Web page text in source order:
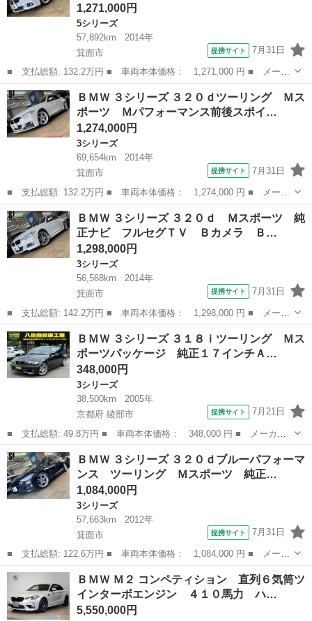
1,271,000円
5シリーズ
57,892km
2014年
箕面市
提携サイト 7月31日
■ 支払総額: 132.2万円 ■ 車両本体価格： 1,271,000 円 ■ メーカ
ー名： ＢＭＷ ■ 車種名： ５シリーズ ■ グレード名： ５２３
ｉツーリング Ｍスポーツ 後期モデル エアサス修理済 純正ナ
ビ フルセ...
大阪 箕面市
ＢＭＷ ３シリーズ ３２０ｄツーリング Ｍス
ポーツ Ｍパフォーマンス前後スポイ…
1,274,000円
3シリーズ
69,654km
2014年
箕面市
提携サイト 7月31日
■ 支払総額: 132.2万円 ■ 車両本体価格： 1,274,000 円 ■ メーカ
ー名： ＢＭＷ ■ 車種名： ３シリーズ ■ グレード名： ３２０
ｄツーリング Ｍスポーツ Ｍパフォーマンス前後スポイラー／サイ
ドスカー...
大阪 箕面市
ＢＭＷ ３シリーズ ３２０ｄ Ｍスポーツ 純
正ナビ フルセグＴＶ Ｂカメラ Ｂ…
1,298,000円
3シリーズ
56,568km
2014年
箕面市
提携サイト 7月31日
■ 支払総額: 142.2万円 ■ 車両本体価格： 1,298,000 円 ■ メーカ
ー名： ＢＭＷ ■ 車種名： ３シリーズ ■ グレード名： ３２０
ｄ Ｍスポーツ 純正ナビ フルセグＴＶ Ｂカメラ Ｂｌｕｅｔｏ
ｏｔｈ ...
大阪 箕面市
ＢＭＷ ３シリーズ ３１８ｉツーリング Ｍス
ポーツパッケージ 純正１７インチＡ…
348,000円
3シリーズ
38,500km
2005年
京都府 綾部市
提携サイト 7月21日
■ 支払総額: 49.8万円 ■ 車両本体価格： 348,000 円 ■ メーカー
名： ＢＭＷ ■ 車種名： ３シリーズ ■ グレード名： ３１８ｉ
ツーリング Ｍスポーツパッケージ 純正１７インチＡＷ 社外ＤＶ
Ｄナビ ＥＴ...
京都 綾部市
ＢＭＷ ３シリーズ ３２０ｄブルーパフォーマ
ンス ツーリング Ｍスポーツ 純正…
1,084,000円
3シリーズ
57,663km
2012年
箕面市
提携サイト 7月31日
■ 支払総額: 122.6万円 ■ 車両本体価格： 1,084,000 円 ■ メーカ
ー名： ＢＭＷ ■ 車種名： ３シリーズ ■ グレード名： ３２０
ｄブルーパフォーマンス ツーリング Ｍスポーツ 純正ナビ Ｂカ
メラ Ｂ...
大阪 箕面市 3シリーズ
ＢＭＷ Ｍ２ コンペティション 直列６気筒ツ
インターボエンジン ４１０馬力 ハ…
5,550,000円